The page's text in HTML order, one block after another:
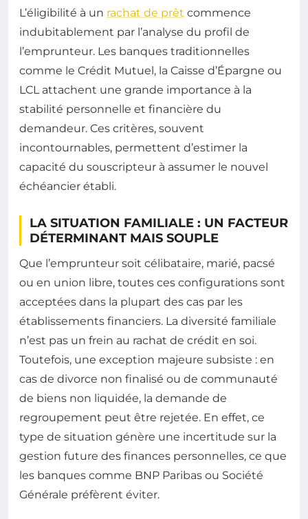
L’éligibilité à un rachat de prêt commence
indubitablement par l’analyse du profil de
l’emprunteur. Les banques traditionnelles
comme le Crédit Mutuel, la Caisse d’Épargne ou
LCL attachent une grande importance à la
stabilité personnelle et financière du
demandeur. Ces critères, souvent
incontournables, permettent d’estimer la
capacité du souscripteur à assumer le nouvel
échéancier établi.
LA SITUATION FAMILIALE : UN FACTEUR
DÉTERMINANT MAIS SOUPLE
Que l’emprunteur soit célibataire, marié, pacsé
ou en union libre, toutes ces configurations sont
acceptées dans la plupart des cas par les
établissements financiers. La diversité familiale
n’est pas un frein au rachat de crédit en soi.
Toutefois, une exception majeure subsiste : en
cas de divorce non finalisé ou de communauté
de biens non liquidée, la demande de
regroupement peut être rejetée. En effet, ce
type de situation génère une incertitude sur la
gestion future des finances personnelles, ce que
les banques comme BNP Paribas ou Société
Générale préfèrent éviter.